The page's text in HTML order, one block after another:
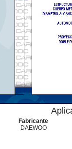
Fabricante
DAEWOO